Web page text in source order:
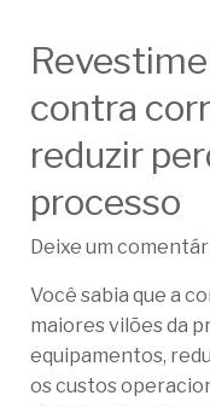
contra
reduzir
processo
Deixe um
Você sabia que a
maiores vilões da
equipamentos,
os custos